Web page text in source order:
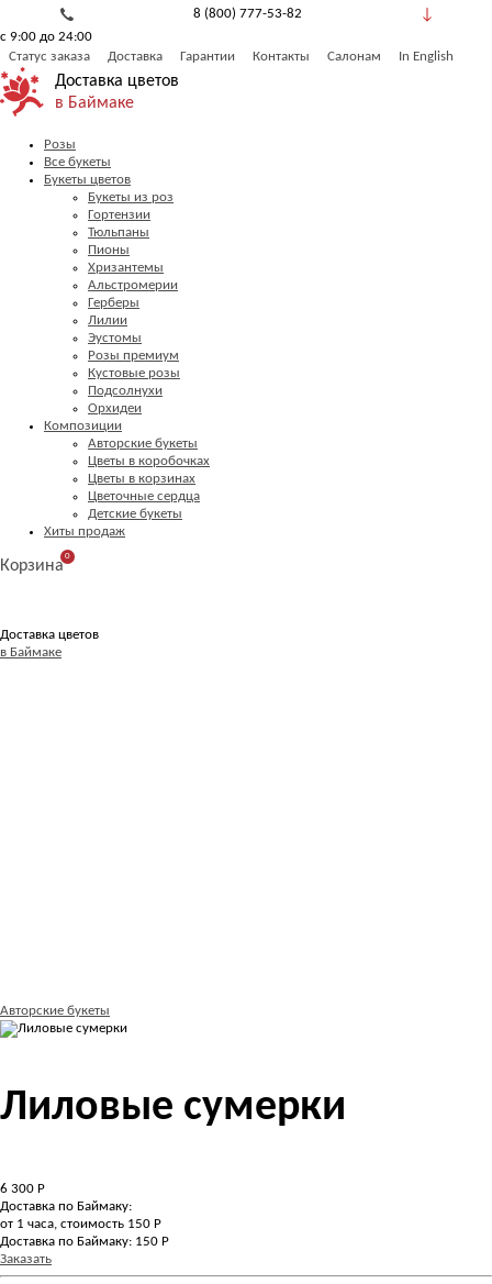
8 (800) 777-53-82
с 9:00 до 24:00
Статус заказа
Доставка Гарантии Контакты Салонам In English
Доставка цветов
в Баймаке
Розы
Все букеты
Букеты цветов
Букеты из роз
Гортензии
Тюльпаны
Пионы
Хризантемы
Альстромерии
Герберы
Лилии
Эустомы
Розы премиум
Кустовые розы
Подсолнухи
Орхидеи
Композиции
Авторские букеты
Цветы в коробочках
Цветы в корзинах
Цветочные сердца
Детские букеты
Хиты продаж
Корзина
0
Доставка цветов
в Баймаке
Авторские букеты
Лиловые сумерки
6 300 Р
Доставка по Баймаку:
от 1 часа, стоимость 150 Р
Доставка по Баймаку: 150 Р
Заказать